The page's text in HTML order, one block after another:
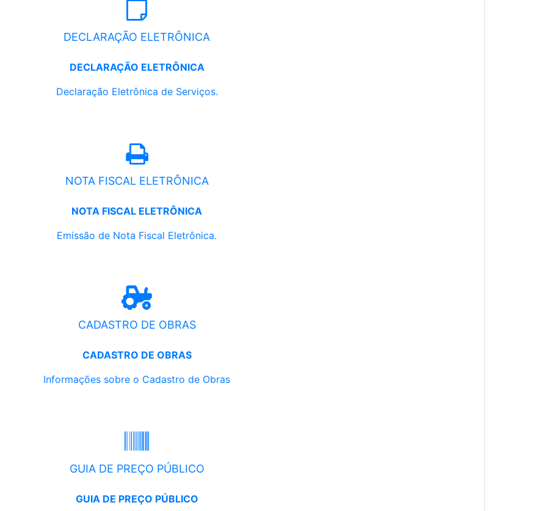
DECLARAÇÃO ELETRÔNICA
DECLARAÇÃO ELETRÔNICA
Declaração Eletrônica de Serviços.
NOTA FISCAL ELETRÔNICA
NOTA FISCAL ELETRÔNICA
Emissão de Nota Fiscal Eletrônica.
CADASTRO DE OBRAS
CADASTRO DE OBRAS
Informações sobre o Cadastro de Obras
GUIA DE PREÇO PÚBLICO
GUIA DE PREÇO PÚBLICO